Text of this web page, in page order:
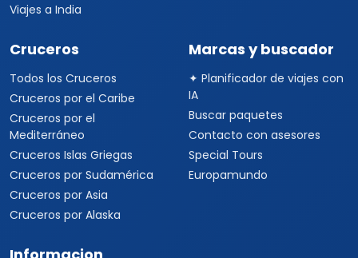
Viajes a India
Cruceros
Todos los Cruceros
Cruceros por el Caribe
Cruceros por el
Mediterráneo
Cruceros Islas Griegas
Cruceros por Sudamérica
Cruceros por Asia
Cruceros por Alaska
Marcas y buscador
✦ Planificador de viajes con
IA
Buscar paquetes
Contacto con asesores
Special Tours
Europamundo